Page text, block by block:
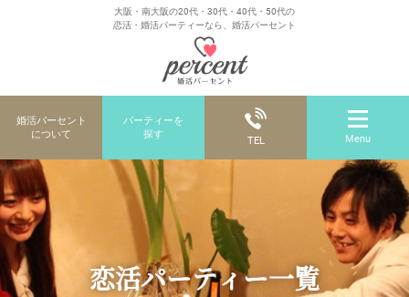
大阪・南大阪の20代・30代・40代・50代の
恋活・婚活パーティーなら、婚活パーセント
婚活パーセント
について
パーティーを
探す
TEL Menu
恋活パーティー一覧